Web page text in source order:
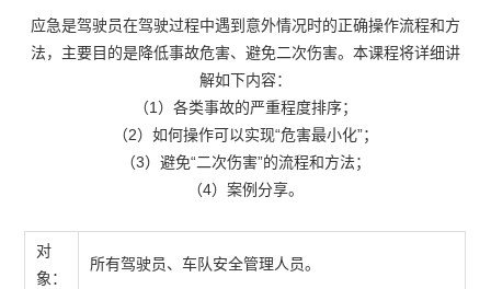
应急是驾驶员在驾驶过程中遇到意外情况时的正确操作流程和方
法，主要目的是降低事故危害、避免二次伤害。本课程将详细讲
解如下内容：
（1）各类事故的严重程度排序；
（2）如何操作可以实现“危害最小化”；
（3）避免“二次伤害”的流程和方法；
（4）案例分享。
对
象：
所有驾驶员、车队安全管理人员。